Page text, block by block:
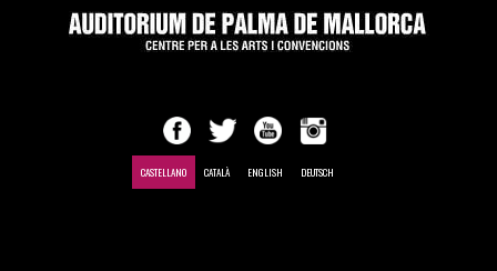
CASTELLANO CATALÀ ENGLISH DEUTSCH